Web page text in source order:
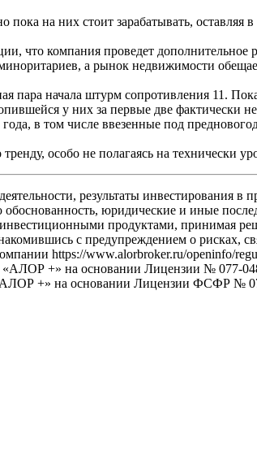
пока на них стоит зарабатывать,
что компания проведет
а рынок недвижимости
пара начала штурм сопротивления 11.
у них за первые две фактически
в том числе ввезенные под
особо не полагаясь на технически
результаты инвестирования
обоснованность, юридические и иные
продуктами, принимая
с предупреждением о рисках,
https://www.alorbroker.ru/openinfo/
«АЛОР +» на основании Лицензии №
+» на основании Лицензии ФСФР №